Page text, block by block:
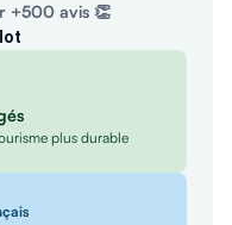
+500 avis 👏
plus durable